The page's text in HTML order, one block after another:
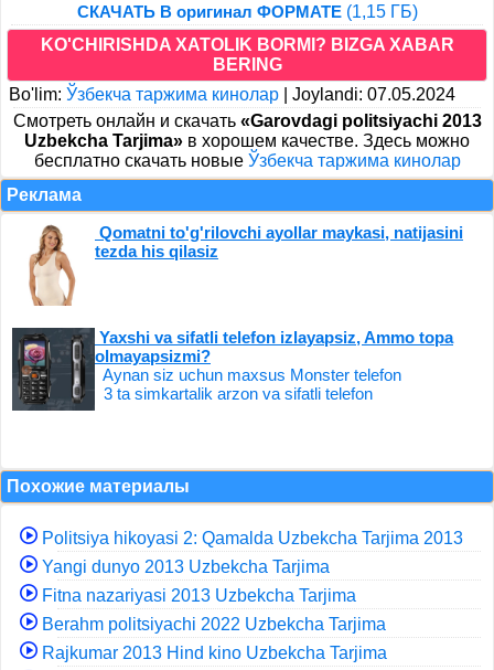
СКАЧАТЬ В оригинал ФОРМАТЕ(1,15 ГБ)
KO'CHIRISHDA XATOLIK BORMI? BIZGA XABAR
BERING
Bo'lim: Ўзбекча таржима кинолар
Joylandi: 07.05.2024
Cмотреть онлайн и скачать «Garovdagi politsiyachi 2013
Uzbekcha Tarjima» в хорошем качестве. Здесь можно
бесплатно скачать новые Ўзбекча таржима кинолар
Реклама
Qomatni to'g'rilovchi ayollar maykasi, natijasini
tezda his qilasiz
Yaxshi va sifatli telefon izlayapsiz, Ammo topa
olmayapsizmi?
Aynan siz uchun maxsus Monster telefon
3 ta simkartalik arzon va sifatli telefon
Похожие материалы
Politsiya hikoyasi 2: Qamalda Uzbekcha Tarjima 2013
Yangi dunyo 2013 Uzbekcha Tarjima
Fitna nazariyasi 2013 Uzbekcha Tarjima
Berahm politsiyachi 2022 Uzbekcha Tarjima
Rajkumar 2013 Hind kino Uzbekcha Tarjima